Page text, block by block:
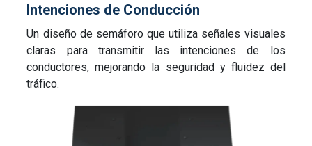
Intenciones de Conducción
Un diseño de semáforo que utiliza señales visuales
claras para transmitir las intenciones de los
conductores, mejorando la seguridad y fluidez del
tráfico.